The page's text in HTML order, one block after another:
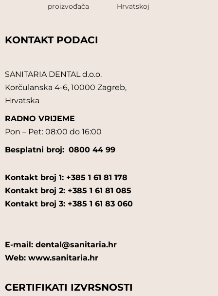
proizvođača
Hrvatskoj
KONTAKT PODACI
SANITARIA DENTAL d.o.o.
Korčulanska 4-6, 10000 Zagreb,
Hrvatska
RADNO VRIJEME
Pon – Pet: 08:00 do 16:00
Besplatni broj: 0800 44 99
Kontakt broj 1: +385 1 61 81 178
Kontakt broj 2: +385 1 61 81 085
Kontakt broj 3: +385 1 61 83 060
E-mail: dental@sanitaria.hr
Web: www.sanitaria.hr
CERTIFIKATI IZVRSNOSTI